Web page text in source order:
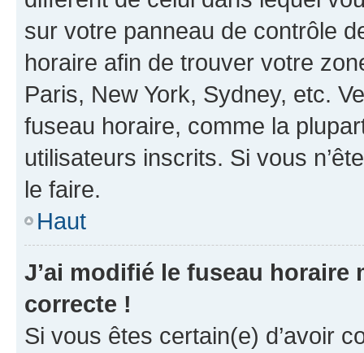
sur votre panneau de contrôle
horaire afin de trouver votre
Paris, New York, Sydney, etc.
fuseau horaire, comme la
utilisateurs inscrits. Si vous
le faire.
Haut
J’ai modifié le fuseau horaire
correcte !
Si vous êtes certain(e) d’avoir